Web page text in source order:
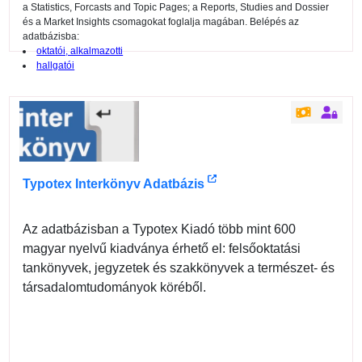
a Statistics, Forcasts and Topic Pages; a Reports, Studies and Dossier
és a Market Insights csomagokat foglalja magában. Belépés az
adatbázisba:
oktatói, alkalmazotti
hallgatói
Typotex Interkönyv Adatbázis
Az adatbázisban a Typotex Kiadó több mint 600
magyar nyelvű kiadványa érhető el: felsőoktatási
tankönyvek, jegyzetek és szakkönyvek a természet- és
társadalomtudományok köréből.